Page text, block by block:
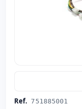
Ref. 751885001